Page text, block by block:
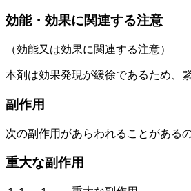
効能・効果に関連する注意
（効能又は効果に関連する注意）
本剤は効果発現が緩徐であるため、
副作用
次の副作用があらわれることがある
重大な副作用